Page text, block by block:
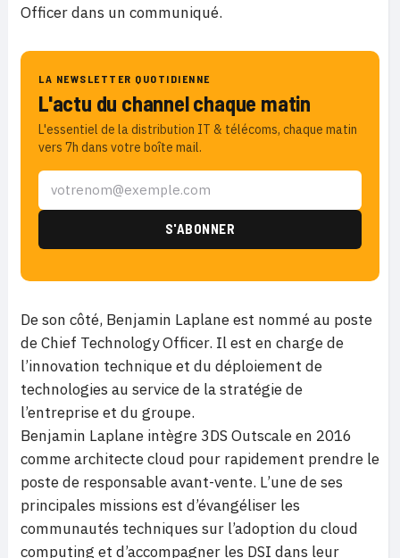
Officer dans un communiqué.
LA NEWSLETTER QUOTIDIENNE
L'actu du channel chaque matin
L'essentiel de la distribution IT & télécoms, chaque matin
vers 7h dans votre boîte mail.
De son côté, Benjamin Laplane est nommé au poste
de Chief Technology Officer. Il est en charge de
l’innovation technique et du déploiement de
technologies au service de la stratégie de
l’entreprise et du groupe.
Benjamin Laplane intègre 3DS Outscale en 2016
comme architecte cloud pour rapidement prendre le
poste de responsable avant-vente. L’une de ses
principales missions est d’évangéliser les
communautés techniques sur l’adoption du cloud
computing et d’accompagner les DSI dans leur